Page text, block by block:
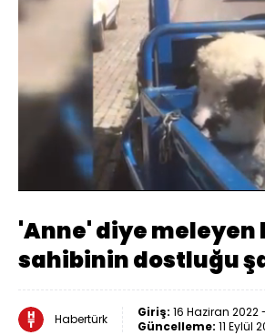
Sesi
Aç
18.50%
'Anne' diye meleyen
sahibinin dostluğu
Habertürk Giriş: 16 Haziran 2022
Güncelleme: 11 Eylül